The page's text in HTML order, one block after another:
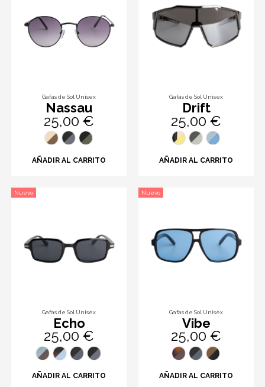
Gafas de Sol Unisex
Nassau
25,00 €
AÑADIR AL CARRITO
Gafas de Sol Unisex
Drift
25,00 €
AÑADIR AL CARRITO
Nuevo
Gafas de Sol Unisex
Echo
25,00 €
AÑADIR AL CARRITO
Nuevo
Gafas de Sol Unisex
Vibe
25,00 €
AÑADIR AL CARRITO